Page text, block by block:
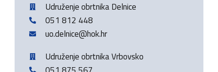
Udruženje obrtnika Delnice
051 812 448
uo.delnice@hok.hr
Udruženje obrtnika Vrbovsko